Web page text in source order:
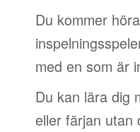
Du kommer
med en som är
Du kan lära dig
eller färjan utan